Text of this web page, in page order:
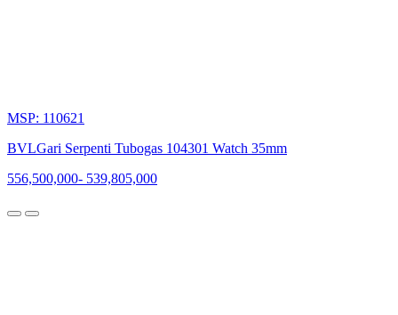
MSP: 110621
BVLGari Serpenti Tubogas 104301 Watch 35mm
556,500,000- 539,805,000